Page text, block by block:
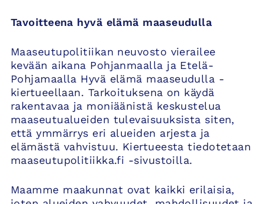
Tavoitteena hyvä elämä maaseudulla
Maaseutupolitiikan neuvosto vierailee
kevään aikana Pohjanmaalla ja Etelä-
Pohjamaalla Hyvä elämä maaseudulla -
kiertueellaan. Tarkoituksena on käydä
rakentavaa ja moniäänistä keskustelua
maaseutualueiden tulevaisuuksista siten,
että ymmärrys eri alueiden arjesta ja
elämästä vahvistuu. Kiertueesta tiedotetaan
maaseutupolitiikka.fi -sivustoilla.
Maamme maakunnat ovat kaikki erilaisia,